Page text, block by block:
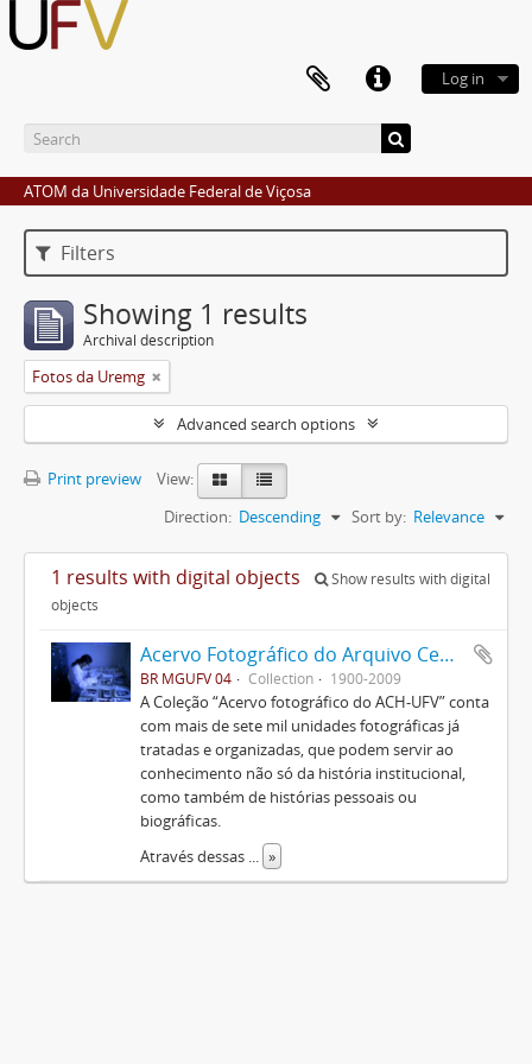
Log in
ATOM da Universidade Federal de Viçosa
Filters
Showing 1 results
Archival description
Fotos da Uremg
Advanced search options
Print preview
View:
Sort by: Relevance
Direction: Descending
1 results with digital objects
Show results with digital
objects
Acervo Fotográfico do Arquivo Central Histórico da UFV
BR MGUFV 04 Collection 1900-2009
A Coleção “Acervo fotográfico do ACH-UFV” conta
com mais de sete mil unidades fotográficas já
tratadas e organizadas, que podem servir ao
conhecimento não só da história institucional,
como também de histórias pessoais ou
biográficas.
Através dessas
»